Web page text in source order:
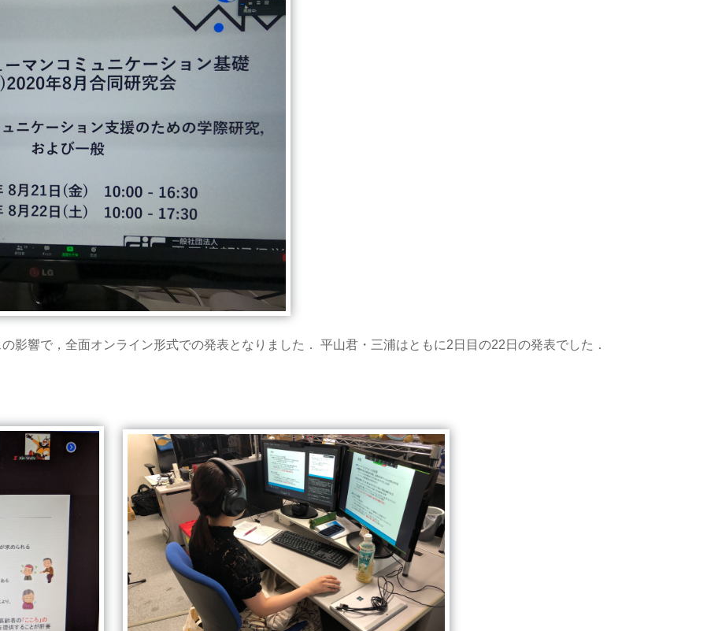
影響で，全面オンライン形式での発表となりました． 平山君・三浦はともに2日目の22日の発表でした．